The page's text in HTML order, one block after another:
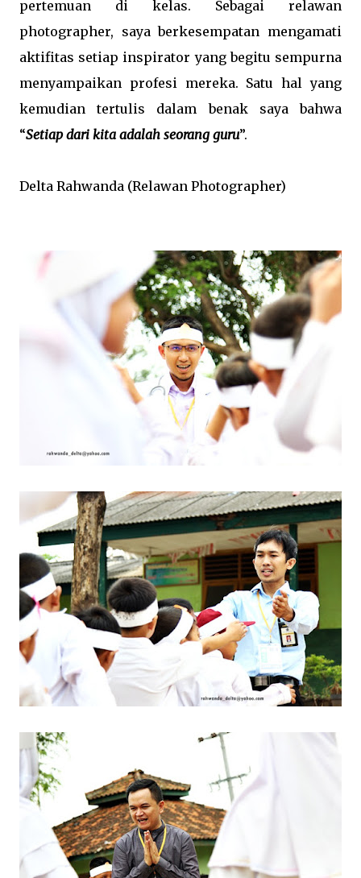
pertemuan di kelas. Sebagai relawan
photographer, saya berkesempatan mengamati
aktifitas setiap inspirator yang begitu sempurna
menyampaikan profesi mereka. Satu hal yang
kemudian tertulis dalam benak saya bahwa
“Setiap dari kita adalah seorang guru”.
Delta Rahwanda (Relawan Photographer)